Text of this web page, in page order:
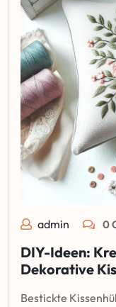
admin 0
DIY-Ideen:
Dekorative
Bestickte